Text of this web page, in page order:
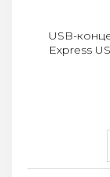
USB-
Express